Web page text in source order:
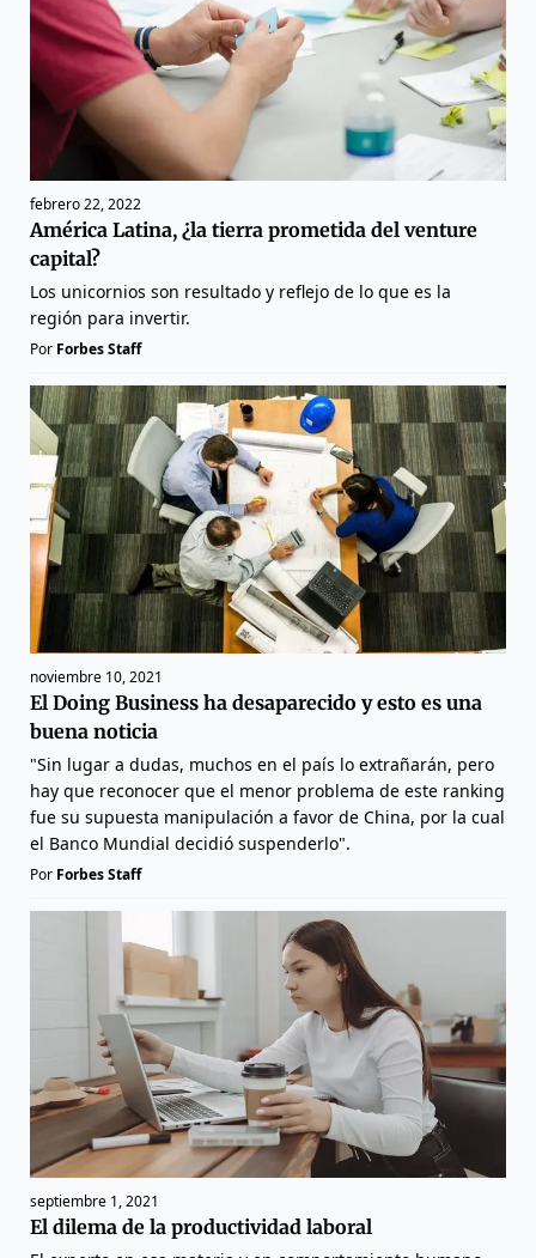
febrero 22, 2022
América Latina, ¿la tierra prometida del venture
capital?
Los unicornios son resultado y reflejo de lo que es la
región para invertir.
Por Forbes Staff
noviembre 10, 2021
El Doing Business ha desaparecido y esto es una
buena noticia
"Sin lugar a dudas, muchos en el país lo extrañarán, pero
hay que reconocer que el menor problema de este ranking
fue su supuesta manipulación a favor de China, por la cual
el Banco Mundial decidió suspenderlo".
Por Forbes Staff
septiembre 1, 2021
El dilema de la productividad laboral